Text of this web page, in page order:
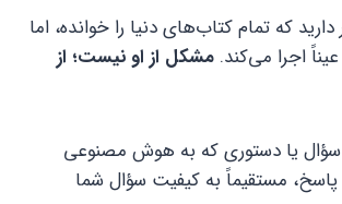
که تمام کتاب‌های دنیا را خوانده، اما
اجرا می‌کند. مشکل از او نیست؛ از
یا دستوری که به هوش مصنوعی
مستقیماً به کیفیت سؤال شما